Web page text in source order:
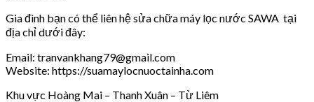
Gia đình bạn có thể liên hệ sửa chữa máy lọc nước SAWA tại
địa chỉ dưới đây:
Email: tranvankhang79@gmail.com
Website: https://suamaylocnuoctainha.com
Khu vực Hoàng Mai – Thanh Xuân – Từ Liêm